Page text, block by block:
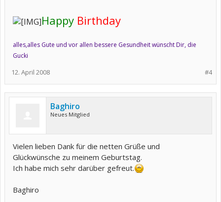
Happy Birthday
alles,alles Gute und vor allen bessere Gesundheitwünscht Dir, die
Gucki
#4
12. April 2008
Baghiro
Neues Mitglied
Vielen lieben Dank für die netten Grüße und
Glückwünsche zu meinem Geburtstag.
Ich habe mich sehr darüber gefreut.
Baghiro